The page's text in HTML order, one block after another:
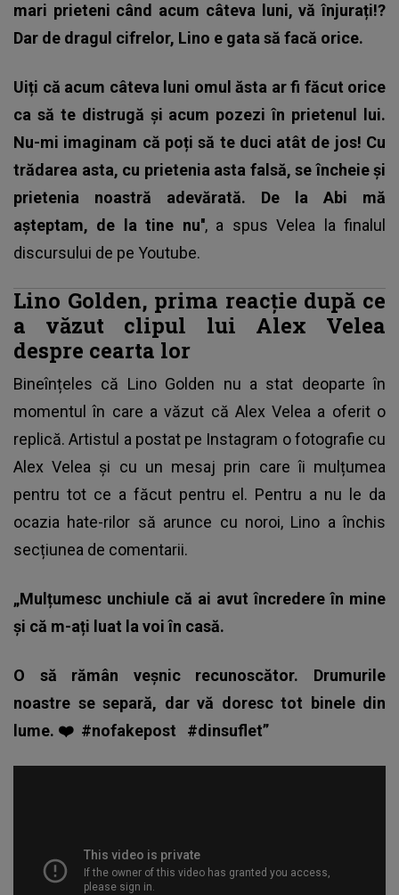
mari prieteni când acum câteva luni, vă înjurați!?
Dar de dragul cifrelor, Lino e gata să facă orice.
Uiți că acum câteva luni omul ăsta ar fi făcut orice
ca să te distrugă și acum pozezi în prietenul lui.
Nu-mi imaginam că poți să te duci atât de jos! Cu
trădarea asta, cu prietenia asta falsă, se încheie și
prietenia noastră adevărată. De la Abi mă
așteptam, de la tine nu'', a spus Velea
la finalul
discursului de pe Youtube.
Lino Golden, prima reacție după ce
a văzut clipul lui Alex Velea
despre cearta lor
Bineînțeles că Lino Golden nu a stat deoparte în
momentul în care a văzut că Alex Velea a oferit o
replică. Artistul a postat pe Instagram o fotografie cu
Alex Velea și cu un mesaj prin care îi mulțumea
pentru tot ce a făcut pentru el. Pentru a nu le da
ocazia hate-rilor să arunce cu noroi, Lino a închis
secțiunea de comentarii.
„Mulțumesc unchiule că ai avut încredere în mine
și că m-ați luat la voi în casă.
O să rămân veșnic recunoscător. Drumurile
noastre se separă, dar vă doresc tot binele din
lume. ❤️ #nofakepost #dinsuflet”